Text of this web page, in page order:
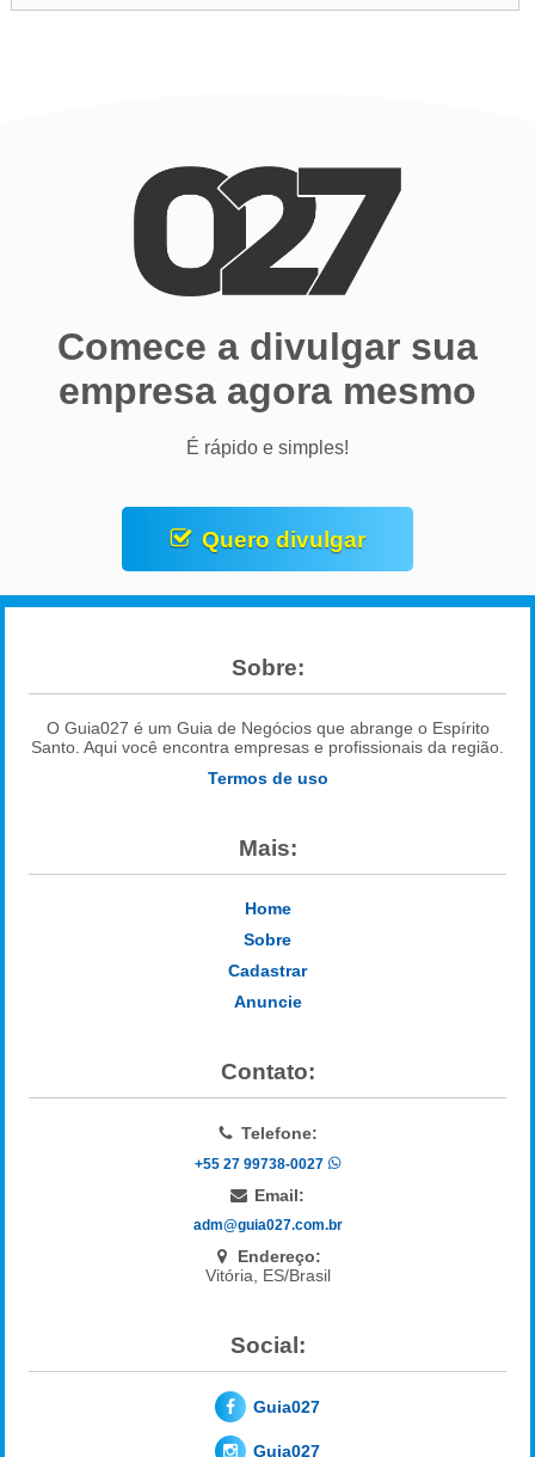
Comece a divulgar sua
empresa agora mesmo
É rápido e simples!
Quero divulgar
Sobre:
O Guia027 é um Guia de Negócios que abrange o Espírito
Santo. Aqui você encontra empresas e profissionais da região.
Termos de uso
Mais:
Home
Sobre
Cadastrar
Anuncie
Contato:
Telefone:
+55 27 99738-0027
Email:
adm@guia027.com.br
Endereço:
Vitória, ES/Brasil
Social:
Guia027
Guia027